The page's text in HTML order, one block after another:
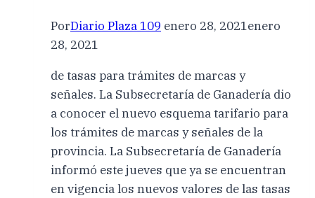
PorDiario Plaza 109 enero 28, 2021enero
28, 2021
de tasas para trámites de marcas y
señales. La Subsecretaría de Ganadería dio
a conocer el nuevo esquema tarifario para
los trámites de marcas y señales de la
provincia. La Subsecretaría de Ganadería
informó este jueves que ya se encuentran
en vigencia los nuevos valores de las tasas